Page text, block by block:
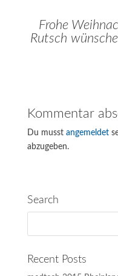
Frohe
Rutsch
Kommentar
Du musst angemeldet
abzugeben.
Search
Recent Posts